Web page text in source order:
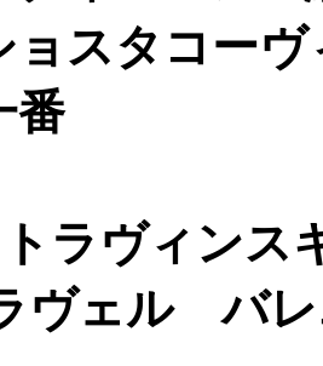
ョスタコー
番
トラヴィン
ヴェル バ